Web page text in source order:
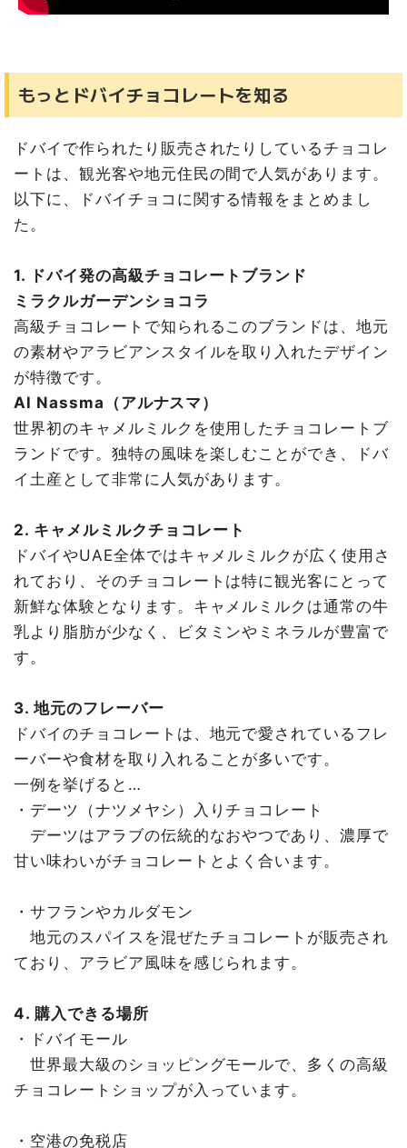
もっとドバイチョコレートを知る
ドバイで作られたり販売されたりしているチョコレ
ートは、観光客や地元住民の間で人気があります。
以下に、ドバイチョコに関する情報をまとめまし
た。
1. ドバイ発の高級チョコレートブランド
ミラクルガーデンショコラ
高級チョコレートで知られるこのブランドは、地元
の素材やアラビアンスタイルを取り入れたデザイン
が特徴です。
Al Nassma（アルナスマ）
世界初のキャメルミルクを使用したチョコレートブ
ランドです。独特の風味を楽しむことができ、ドバ
イ土産として非常に人気があります。
2. キャメルミルクチョコレート
ドバイやUAE全体ではキャメルミルクが広く使用さ
れており、そのチョコレートは特に観光客にとって
新鮮な体験となります。キャメルミルクは通常の牛
乳より脂肪が少なく、ビタミンやミネラルが豊富で
す。
3. 地元のフレーバー
ドバイのチョコレートは、地元で愛されているフレ
ーバーや食材を取り入れることが多いです。
一例を挙げると…
・デーツ（ナツメヤシ）入りチョコレート
デーツはアラブの伝統的なおやつであり、濃厚で
甘い味わいがチョコレートとよく合います。
・サフランやカルダモン
地元のスパイスを混ぜたチョコレートが販売され
ており、アラビア風味を感じられます。
4. 購入できる場所
・ドバイモール
世界最大級のショッピングモールで、多くの高級
チョコレートショップが入っています。
・空港の免税店